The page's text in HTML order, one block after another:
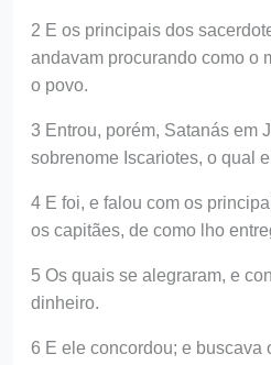
2 E os principais dos
andavam procurando como o
o povo.
3 Entrou, porém, Satanás em
sobrenome Iscariotes, o qual
4 E foi, e falou com os
os capitães, de como lho
5 Os quais se alegraram, e
dinheiro.
6 E ele concordou; e buscava